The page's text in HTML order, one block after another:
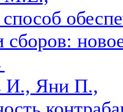
сборов:
И., Яни П.,